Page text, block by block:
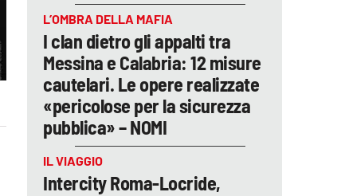
L’OMBRA DELLA MAFIA
I clan dietro gli appalti tra
Messina e Calabria: 12 misure
cautelari. Le opere realizzate
«pericolose per la sicurezza
pubblica» – NOMI
IL VIAGGIO
Intercity Roma-Locride,